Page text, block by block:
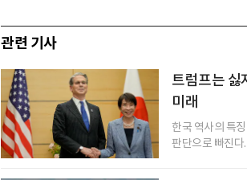
관련 기사
트럼프는
미래
한국 역사의 특
판단으로 빠진다